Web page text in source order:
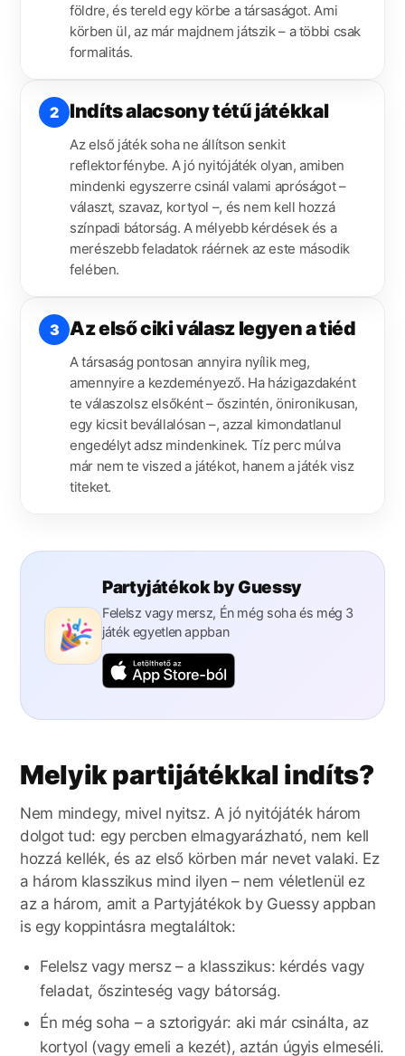
földre, és tereld egy körbe a társaságot. Ami
körben ül, az már majdnem játszik – a többi csak
formalitás.
2 Indíts alacsony tétű játékkal
Az első játék soha ne állítson senkit
reflektorfénybe. A jó nyitójáték olyan, amiben
mindenki egyszerre csinál valami apróságot –
választ, szavaz, kortyol –, és nem kell hozzá
színpadi bátorság. A mélyebb kérdések és a
merészebb feladatok ráérnek az este második
felében.
3 Az első ciki válasz legyen a tiéd
A társaság pontosan annyira nyílik meg,
amennyire a kezdeményező. Ha házigazdaként
te válaszolsz elsőként – őszintén, önironikusan,
egy kicsit bevállalósan –, azzal kimondatlanul
engedélyt adsz mindenkinek. Tíz perc múlva
már nem te viszed a játékot, hanem a játék visz
titeket.
Partyjátékok by Guessy
Felelsz vagy mersz, Én még soha és még 3
játék egyetlen appban
Melyik partijátékkal indíts?
Nem mindegy, mivel nyitsz. A jó nyitójáték három
dolgot tud: egy percben elmagyarázható, nem kell
hozzá kellék, és az első körben már nevet valaki. Ez
a három klasszikus mind ilyen – nem véletlenül ez
az a három, amit a Partyjátékok by Guessy appban
is egy koppintásra megtaláltok:
Felelsz vagy mersz – a klasszikus: kérdés vagy
feladat, őszinteség vagy bátorság.
Én még soha – a sztorigyár: aki már csinálta, az
kortyol (vagy emeli a kezét), aztán úgyis elmeséli.